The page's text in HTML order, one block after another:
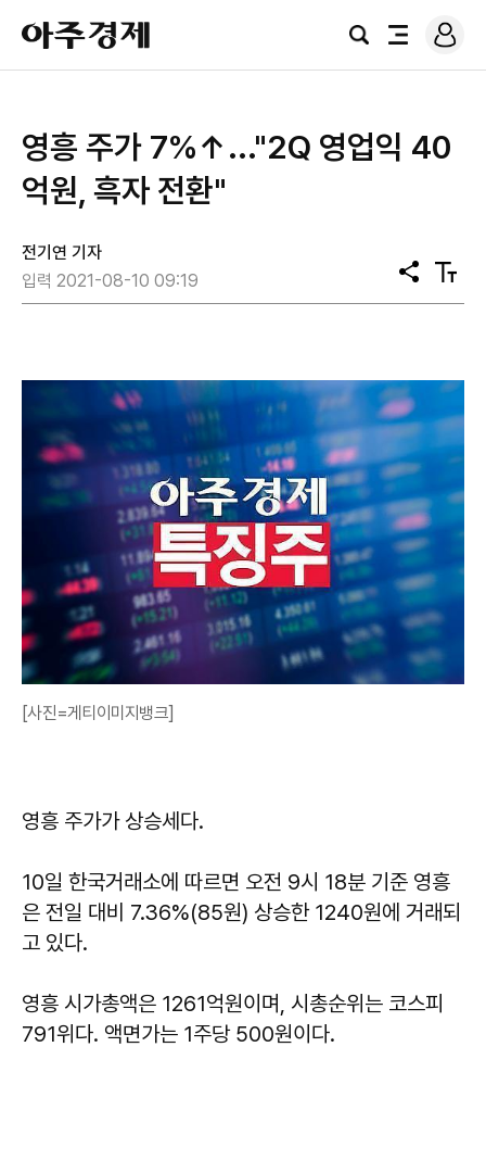
아
주
경
검
전
로
그
영흥 주가 7%↑..."2Q 영업익 40
억원, 흑자 전환"
전기연 기자
입력 2021-08-10 09:19
공
유
텍
스
[사진=게티이미지뱅크]
영흥 주가가 상승세다.
10일 한국거래소에 따르면 오전 9시 18분 기준 영흥
은 전일 대비 7.36%(85원) 상승한 1240원에 거래되
고 있다.
영흥 시가총액은 1261억원이며, 시총순위는 코스피
791위다. 액면가는 1주당 500원이다.